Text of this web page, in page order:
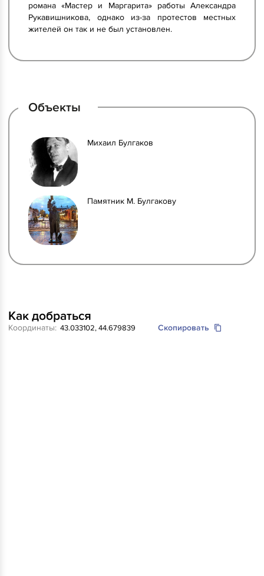
романа «Мастер и Маргарита» работы Александра
Рукавишникова, однако из-за протестов местных
жителей он так и не был установлен.
Объекты
Михаил Булгаков
Памятник М. Булгакову
Координаты: Скопировать
Как добраться